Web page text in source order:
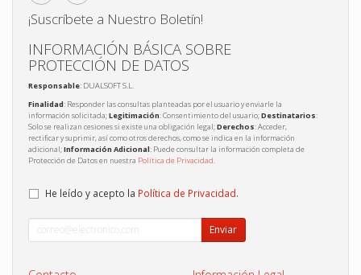
¡Suscríbete a Nuestro Boletín!
INFORMACIÓN BÁSICA SOBRE
PROTECCIÓN DE DATOS
Responsable: DUALSOFT S.L.
Finalidad: Responder las consultas planteadas por el usuario y enviarle la
información solicitada;Legitimación: Consentimiento del usuario;Destinatarios:
Solo se realizan cesiones si existe una obligación legal;Derechos: Acceder,
rectificar y suprimir, así como otros derechos, como se indica en la información
adicional;Información Adicional: Puede consultar la información completa de
Protección de Datos en nuestra Política de Privacidad.
He leído y acepto la Política de Privacidad.
Enviar